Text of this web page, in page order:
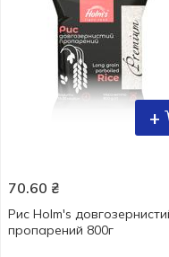
+
70.60 ₴
Рис Holm's
пропарений 800г